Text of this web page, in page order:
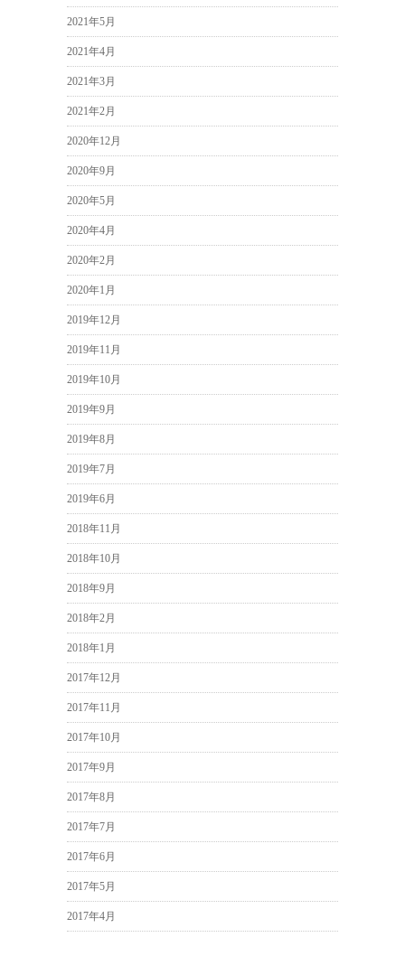
2021年5月
2021年4月
2021年3月
2021年2月
2020年12月
2020年9月
2020年5月
2020年4月
2020年2月
2020年1月
2019年12月
2019年11月
2019年10月
2019年9月
2019年8月
2019年7月
2019年6月
2018年11月
2018年10月
2018年9月
2018年2月
2018年1月
2017年12月
2017年11月
2017年10月
2017年9月
2017年8月
2017年7月
2017年6月
2017年5月
2017年4月